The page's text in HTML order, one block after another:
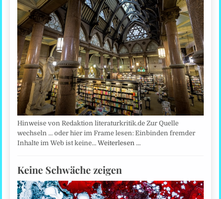
Hinweise von Redaktion literaturkritik.de Zur Quelle
wechseln ... oder hier im Frame lesen: Einbinden fremder
Inhalte im Web ist keine…Weiterlesen …
Keine Schwäche zeigen